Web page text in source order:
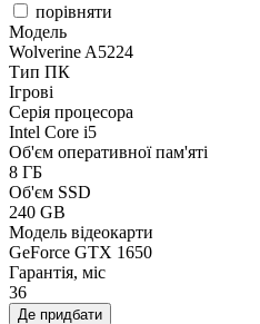
порівняти
Модель
Wolverine A5224
Тип ПК
Ігрові
Серія процесора
Intel Core i5
Об'єм оперативної пам'яті
8 ГБ
Об'єм SSD
240 GB
Модель відеокарти
GeForce GTX 1650
Гарантія, міс
36
Де придбати